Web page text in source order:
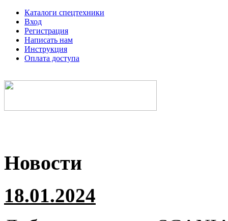
Каталоги спецтехники
Вход
Регистрация
Написать нам
Инструкция
Оплата доступа
Новости
18.01.2024